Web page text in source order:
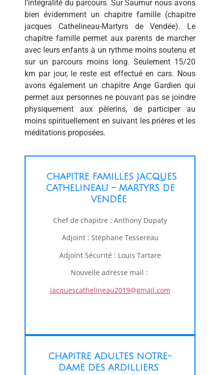
l’intégralité du parcours. Sur Saumur nous avons
bien évidemment un chapitre famille (chapitre
jacques Cathelineau-Martyrs de Vendée). Le
chapitre famille permet aux parents de marcher
avec leurs enfants à un rythme moins soutenu et
sur un parcours moins long. Seulement 15/20
km par jour, le reste est effectué en cars. Nous
avons également un chapitre Ange Gardien qui
permet aux personnes ne pouvant pas se joindre
physiquement aux pèlerins, de participer au
moins spirituellement en suivant les prières et les
méditations proposées.
CHAPITRE FAMILLES JACQUES
CATHELINEAU – MARTYRS DE
VENDÉE
Chef de chapitre : Anthony Dupaty
Adjoint : Stéphane Tessereau
Adjoint Sécurité : Louis Tartare
Nouvelle adresse mail :
jacquescathelineau2019@gmail.com
CHAPITRE ADULTES NOTRE-
DAME DES ARDILLIERS